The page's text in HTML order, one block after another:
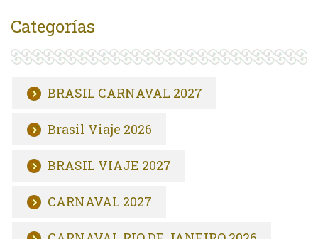
Categorías
BRASIL CARNAVAL 2027
Brasil Viaje 2026
BRASIL VIAJE 2027
CARNAVAL 2027